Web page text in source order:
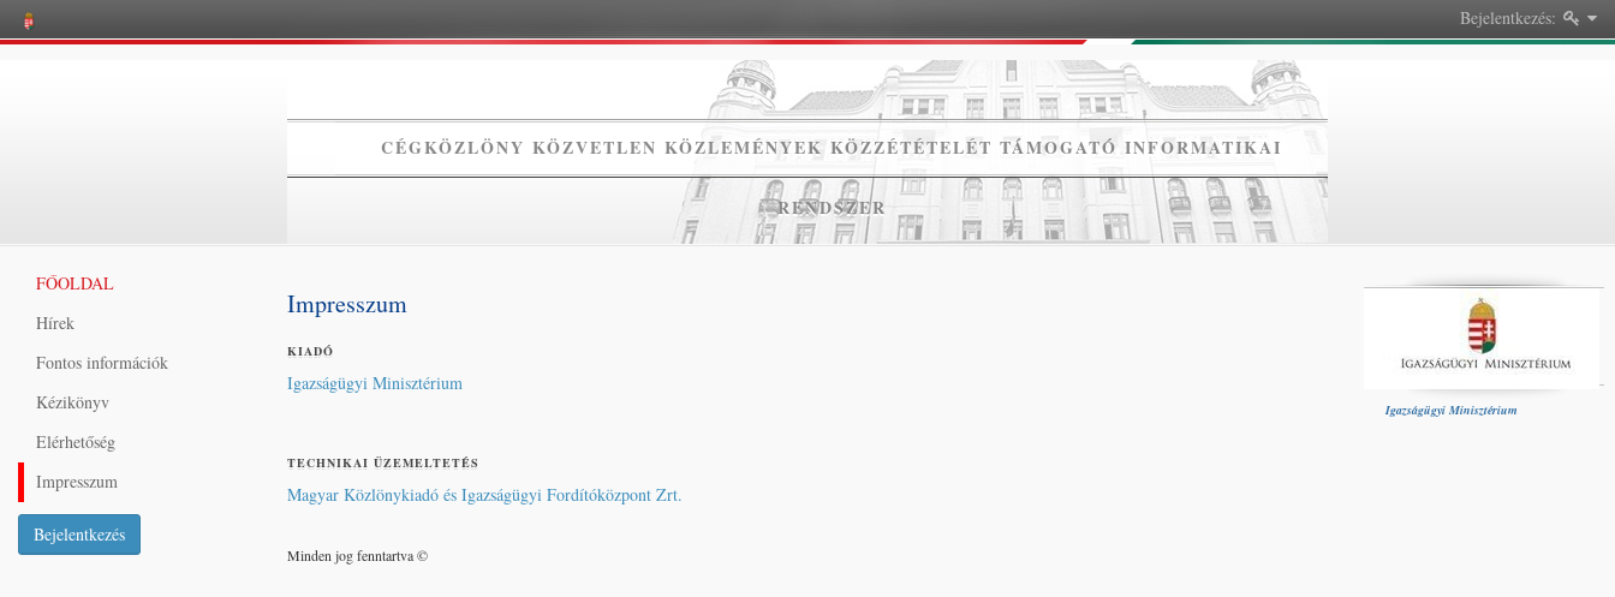
Bejelentkezés:
CÉGKÖZLÖNY KÖZVETLEN KÖZLEMÉNYEK KÖZZÉTÉTELÉT TÁMOGATÓ INFORMATIKAI
RENDSZER
FŐOLDAL
Hírek
Fontos információk
Kézikönyv
Elérhetőség
Impresszum
Bejelentkezés
Impresszum
KIADÓ
Igazságügyi Minisztérium
TECHNIKAI ÜZEMELTETÉS
Magyar Közlönykiadó és Igazságügyi Fordítóközpont Zrt.
Minden jog fenntartva ©
Igazságügyi Minisztérium